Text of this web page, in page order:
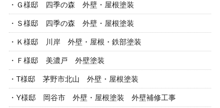
Ｇ様邸 四季の森 外壁・屋根塗装
Ｓ様邸 四季の森 外壁・屋根塗装
Ｋ様邸 川岸 外壁・屋根・鉄部塗装
Ｆ様邸 美濃戸 外壁塗装
T様邸 茅野市北山 外壁・屋根塗装
Y様邸 岡谷市 外壁・屋根塗装 外壁補修工事